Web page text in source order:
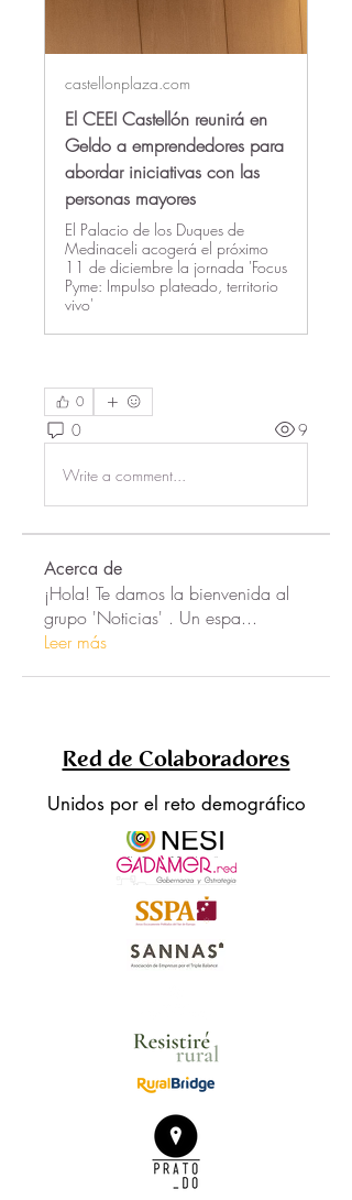
castellonplaza.com
El CEEI Castellón reunirá en
Geldo a emprendedores para
abordar iniciativas con las
personas mayores
El Palacio de los Duques de
Medinaceli acogerá el próximo
11 de diciembre la jornada 'Focus
Pyme: Impulso plateado, territorio
vivo'
0
0 9
Write a comment...
Acerca de
¡Hola! Te damos la bienvenida al
grupo 'Noticias' . Un espa...
Leer más
Red de Colaboradores
Unidos por el reto demográfico